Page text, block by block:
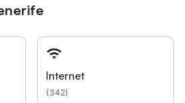
Internet
(342)